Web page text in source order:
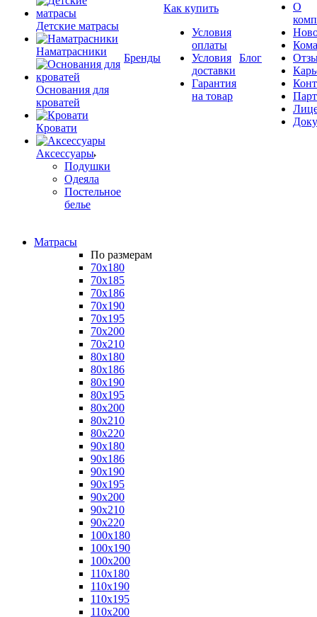
Детские матрасы
Наматрасники
Основания для
кроватей
Кровати
Аксессуары
Подушки
Одеяла
Постельное
белье
Бренды
Как купить
Условия
оплаты
Условия
доставки
Гарантия
на товар
Блог
О
Матрасы
По размерам
70x180
70x185
70x186
70x190
70x195
70x200
70x210
80x180
80x186
80x190
80x195
80x200
80x210
80x220
90x180
90x186
90x190
90x195
90x200
90x210
90x220
100x180
100x190
100x200
110x180
110x190
110x195
110x200